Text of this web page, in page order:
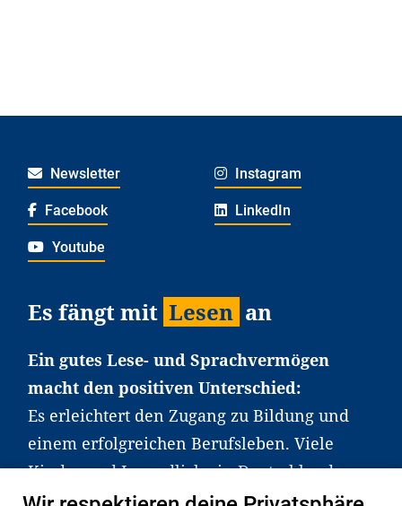
Newsletter Instagram
Facebook LinkedIn
Youtube
Es fängt mit Lesen an
Ein gutes Lese- und Sprachvermögen
macht den positiven Unterschied:
Es erleichtert den Zugang zu Bildung und
einem erfolgreichen Berufsleben. Viele
Kinder und Jugendliche in Deutschland
haben aber große Schwierigkeiten dabei.